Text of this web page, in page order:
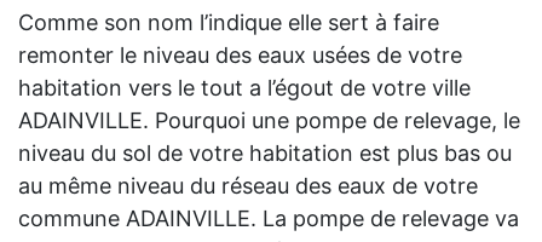
Comme son nom l’indique elle sert à faire
remonter le niveau des eaux usées de votre
habitation vers le tout a l’égout de votre ville
ADAINVILLE. Pourquoi une pompe de relevage, le
niveau du sol de votre habitation est plus bas ou
au même niveau du réseau des eaux de votre
commune ADAINVILLE. La pompe de relevage va